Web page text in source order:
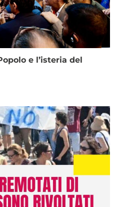
e l’isteria del